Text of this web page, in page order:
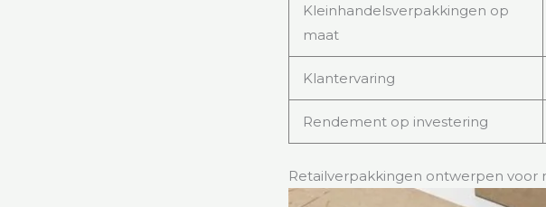
Kleinhandelsverpakkingen op
maat
Klantervaring
Rendement op investering
Retailverpakkingen ontwerpen voor